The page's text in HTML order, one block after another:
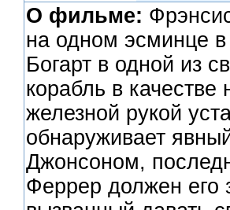
О фильме:
на одном эсминце
Богарт в одной из
корабль в качестве
железной рукой
обнаруживает
Джонсоном,
Феррер должен